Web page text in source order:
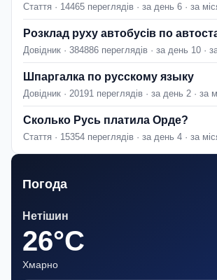
Стаття · 14465 переглядів · за день 6 · за
Розклад руху автобусів по
Довідник · 384886 переглядів · за день 10 ·
Шпаргалка по русскому языку
Довідник · 20191 переглядів · за день 2 · за
Сколько Русь платила Орде?
Стаття · 15354 переглядів · за день 4 · за
Погода
Нетішин
26°C
Хмарно